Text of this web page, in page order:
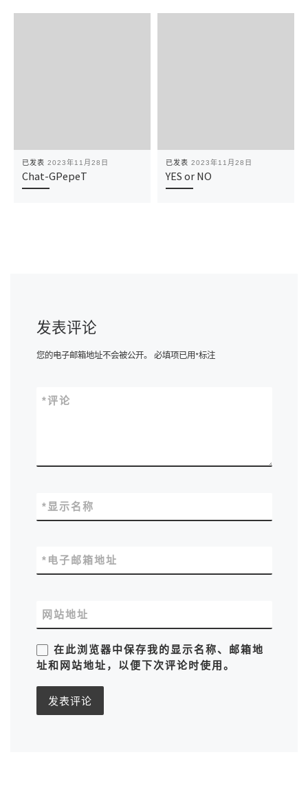
已发表 2023年11月28日
Chat-GPepeT
已发表 2023年11月28日
YES or NO
发表评论
您的电子邮箱地址不会被公开。 必填项已用*标注
评论
*
显示名称
*
电子邮箱地址
*
网站地址
在此浏览器中保存我的显示名称、邮箱地
址和网站地址，以便下次评论时使用。